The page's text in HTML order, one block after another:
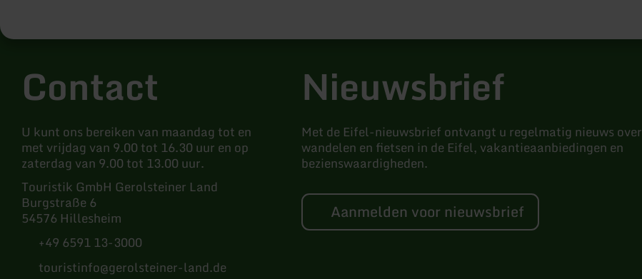
Contact
U kunt ons bereiken van maandag tot en
met vrijdag van 9.00 tot 16.30 uur en op
zaterdag van 9.00 tot 13.00 uur.
Touristik GmbH Gerolsteiner Land
Burgstraße 6
54576 Hillesheim
+49 6591 13-3000
touristinfo@gerolsteiner-land.de
Nieuwsbrief
Met de Eifel-nieuwsbrief ontvangt u regelmatig nieuws over
wandelen en fietsen in de Eifel, vakantieaanbiedingen en
bezienswaardigheden.
Aanmelden voor nieuwsbrief